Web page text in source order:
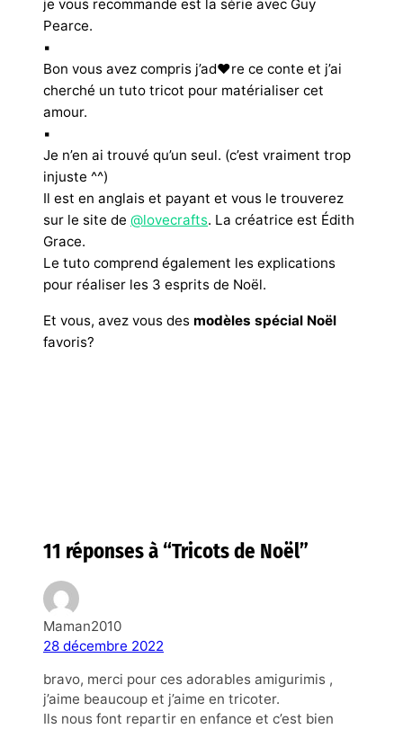
je vous recommande est la série avec Guy
Pearce.
▪︎
Bon vous avez compris j’ad❤re ce conte et j’ai
cherché un tuto tricot pour matérialiser cet
amour.
▪︎
Je n’en ai trouvé qu’un seul. (c’est vraiment trop
injuste ^^)
Il est en anglais et payant et vous le trouverez
sur le site de @lovecrafts. La créatrice est Édith
Grace.
Le tuto comprend également les explications
pour réaliser les 3 esprits de Noël.
Et vous, avez vous des modèles spécial Noël
favoris?
11 réponses à “Tricots de Noël”
Maman2010
28 décembre 2022
bravo, merci pour ces adorables amigurimis ,
j’aime beaucoup et j’aime en tricoter.
Ils nous font repartir en enfance et c’est bien